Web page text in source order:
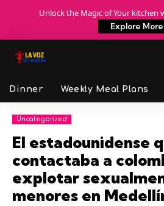
Unlock the Magic of Your kitchen
Explore More
Dinner Weekly Meal Plans
Uncategorized
El estadounidense
contactaba a
explotar
menores en